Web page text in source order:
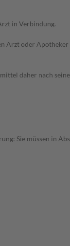
in Verbindung.
Arzt oder
daher nach
Sie müssen in